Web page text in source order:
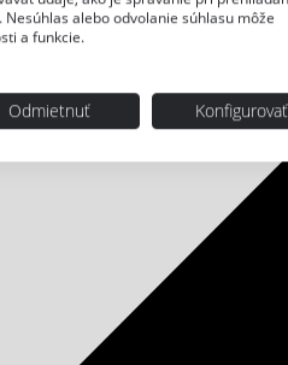
alebo odvolanie súhlasu môže
a funkcie.
Odmietnuť Konfigurovať